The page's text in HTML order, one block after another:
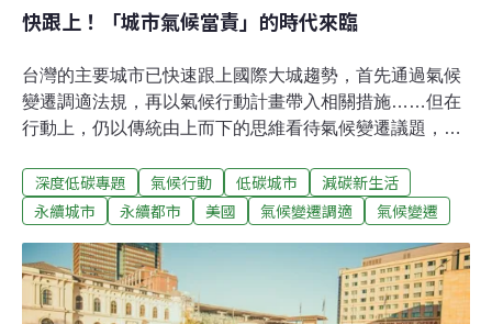
快跟上！「城市氣候當責」的時代來臨
台灣的主要城市已快速跟上國際大城趨勢，首先通過氣候
變遷調適法規，再以氣候行動計畫帶入相關措施……但在
行動上，仍以傳統由上而下的思維看待氣候變遷議題，並
城市紛紛設立氣候調適策略，落實「氣候當責」（Climate
Accountability）。城市的「氣候當責」因著都市歷史沿
源政策走向而有所不同。疫情後的芝加哥市，便是落實都
市當責的典範。何謂氣候當責？簡單來說，就是對氣候變
遷負責，推動積極的行動。但如何負責？筆者認為可參考
深度低碳專題 氣候行動 低碳城市
減碳新生活
永續城市
永續都市 美國 氣候變遷調適 氣候變遷